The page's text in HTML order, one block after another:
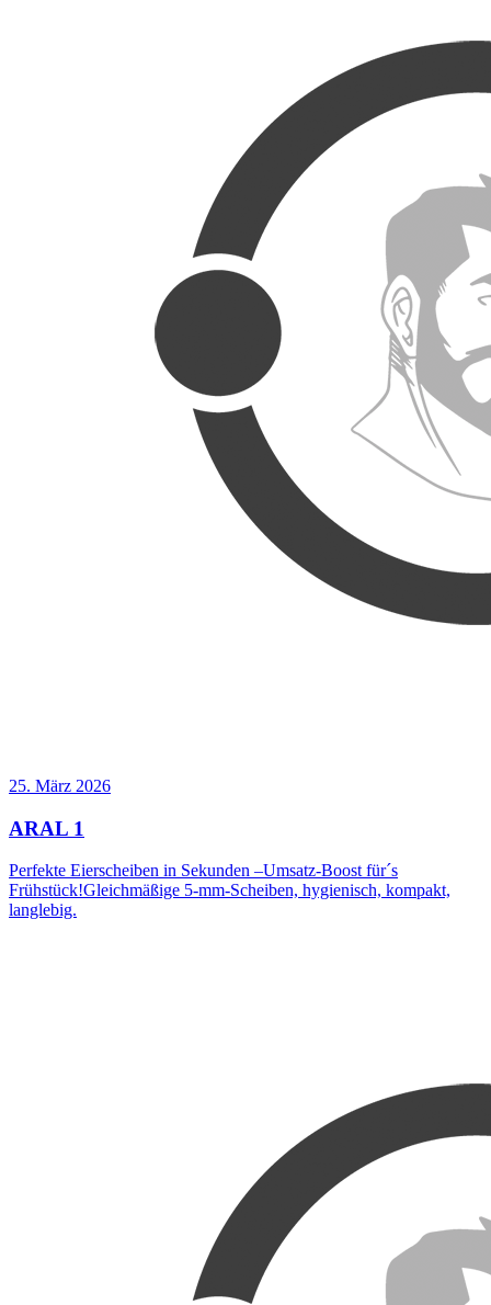
25. März 2026
ARAL 1
Perfekte Eierscheiben in Sekunden –Umsatz-Boost für´s
Frühstück!Gleichmäßige 5-mm-Scheiben, hygienisch, kompakt,
langlebig.